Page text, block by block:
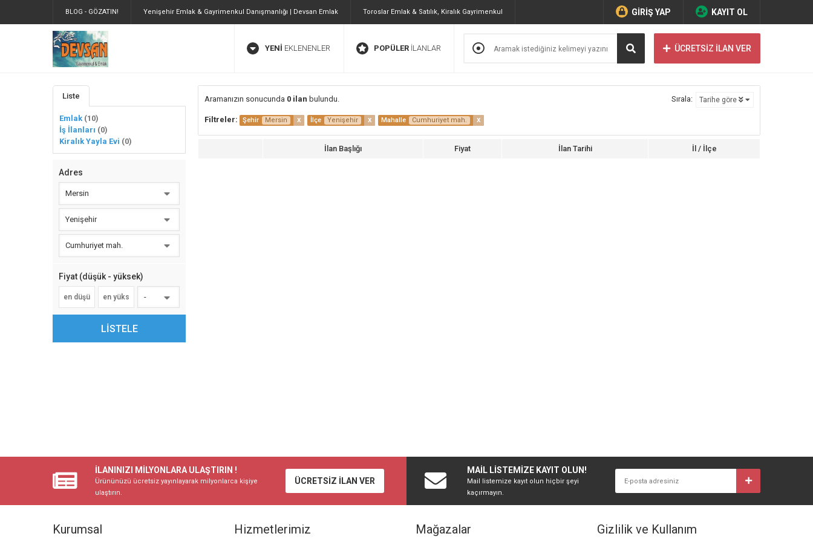
BLOG - GÖZATIN! Yenişehir Emlak & Gayrimenkul Danışmanlığı | Devsan Emlak Toroslar Emlak & Satılık, Kiralık Gayrimenkul GİRİŞ YAP KAYIT OL
YENİ EKLENENLER POPÜLERİLANLAR ÜCRETSİZ İLAN VER
Liste
Emlak (10)
İş İlanları (0)
Kiralık Yayla Evi (0)
Adres
Mersin
Yenişehir
Cumhuriyet mah.
Fiyat (düşük - yüksek)
-
LİSTELE
Aramanızın sonucunda 0 ilan bulundu. Sırala: Tarihe göre
Filtreler: Şehir Mersin x İlçe Yenişehir x Mahalle Cumhuriyet mah. x
İlan Başlığı Fiyat İlan Tarihi İl / İlçe
İLANINIZI MİLYONLARA ULAŞTIRIN !
Ürününüzü ücretsiz yayınlayarak milyonlarca kişiye
ulaştırın.
ÜCRETSİZ İLAN VER
MAİL LİSTEMİZE KAYIT OLUN!
Mail listemize kayıt olun hiçbir şeyi
kaçırmayın.
Kurumsal Hizmetlerimiz Mağazalar Gizlilik ve Kullanım